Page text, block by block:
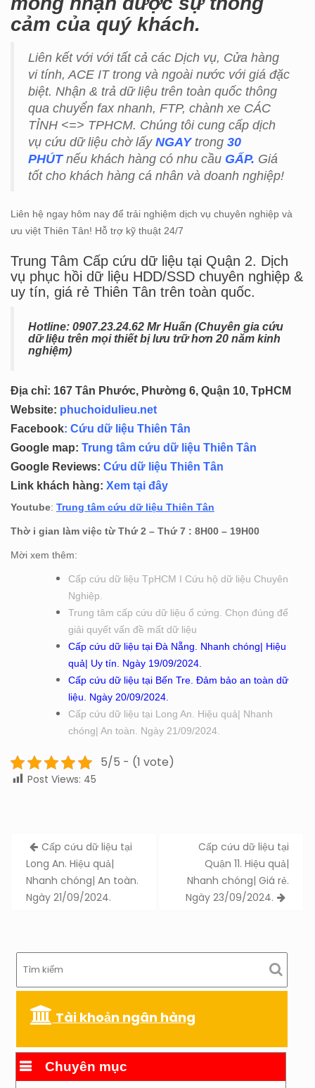
cảm của quý khách.
Liên kết với với tất cả các Dịch vụ, Cửa hàng
vi tính, ACE IT trong và ngoài nước với giá đặc
biệt. Nhận & trả dữ liệu trên toàn quốc thông
qua chuyển fax nhanh, FTP, chành xe CÁC
TỈNH <=> TPHCM. Chúng tôi cung cấp dịch
vụ cứu dữ liệu chờ lấy NGAYtrong 30
PHÚTnếu khách hàng có nhu cầu GẤP. Giá
tốt cho khách hàng cá nhân và doanh nghiệp!
Liên hệ ngay hôm nay để trải nghiệm dịch vụ chuyên nghiệp và
ưu việt Thiên Tân! Hỗ trợ kỹ thuật 24/7
Trung Tâm Cấp cứu dữ liệu tại Quận 2. Dịch
vụ phục hồi dữ liệu HDD/SSD chuyên nghiệp &
uy tín, giá rẻ Thiên Tân trên toàn quốc.
Hotline: 0907.23.24.62 Mr Huấn (Chuyên gia cứu
dữ liệu trên mọi thiết bị lưu trữ hơn 20 năm kinh
nghiệm)
Địa chỉ: 167 Tân Phước, Phường 6, Quận 10, TpHCM
Website: phuchoidulieu.net
Facebook: Cứu dữ liệu Thiên Tân
Google map: Trung tâm cứu dữ liệu Thiên Tân
Google Reviews: Cứu dữ liệu Thiên Tân
Link khách hàng: Xem tại đây
Youtube: Trung tâm cứu dữ liệu Thiên Tân
Thờ i gian làm việc từ Thứ 2 – Thứ 7 : 8H00 – 19H00
Mời xem thêm:
Cấp cứu dữ liệu TpHCM I Cứu hộ dữ liệu Chuyên
Nghiệp.
Trung tâm cấp cứu dữ liệu ổ cứng. Chọn đúng để
giải quyết vấn đề mất dữ liệu
Cấp cứu dữ liệu tại Đà Nẵng. Nhanh chóng| Hiệu
quả| Uy tín. Ngày 19/09/2024.
Cấp cứu dữ liệu tại Bến Tre. Đảm bảo an toàn dữ
liệu. Ngày 20/09/2024.
Cấp cứu dữ liệu tại Long An. Hiệu quả| Nhanh
chóng| An toàn. Ngày 21/09/2024.
5/5 - (1 vote)
Post Views: 45
Post
navigation
Cấp cứu dữ liệu tại
Long An. Hiệu quả|
Nhanh chóng| An toàn.
Ngày 21/09/2024.
Cấp cứu dữ liệu tại
Quận 11. Hiệu quả|
Nhanh chóng| Giá rẻ.
Ngày 23/09/2024.
Tài khoản ngân hàng
Chuyên mục